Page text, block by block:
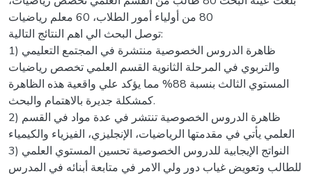
80 من أولياء أمور الطلاب، 60 معلم رياضيات
توصل البحث الي اهم النتائج التالية:
1) ظاهرة الدروس الخصوصية منتشرة في المجتمع التعليمي
والتربوي في المرحلة الثانوية القسم العلمي تخصص رياضيات
المستوي الثالث بنسبة 88% مما يؤكد علي واقعية هذه الظاهرة
كمشكلة جديرة بالاهتمام والبحث.
2) ظاهرة الدروس الخصوصية تنتشر في عدة مواد في القسم
العلمي يأتي في مقدمتها الرياضيات، الإنجليزي، الفيزياء والكيمياء
3) النواتج الإيجابية للدروس الخصوصية تحسين المستوي العلمي
للطالب وتعويض غياب دور ولي الامر في متابعة أبنائه في المدرس